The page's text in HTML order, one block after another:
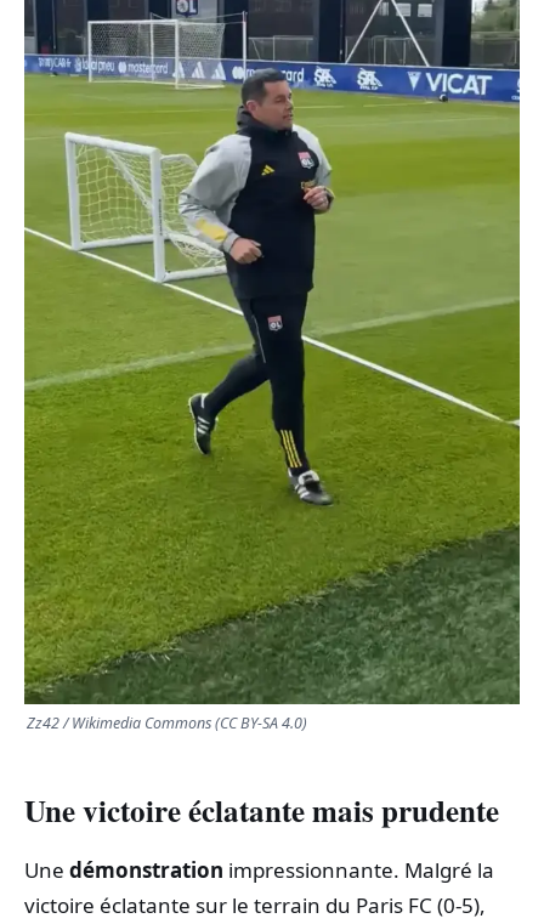
POLITIQUE
SPORT
CULTURE
SCIENCES & TECH
Zz42 / Wikimedia Commons (CC BY-SA 4.0)
Une victoire éclatante mais prudente
Une démonstration impressionnante. Malgré la
victoire éclatante sur le terrain du Paris FC (0-5),